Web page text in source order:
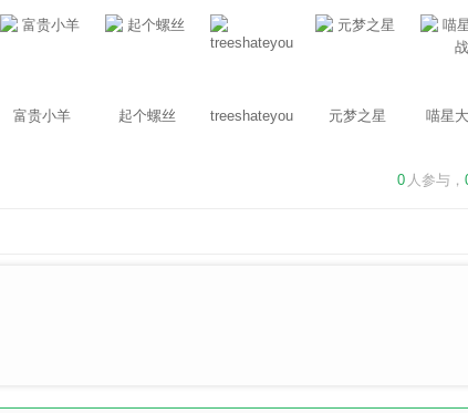
富贵小羊 起个螺丝 treeshateyou 元梦之星 喵星
0 人参与，